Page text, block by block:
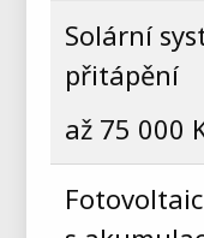
Solární
přitápění
až 75 000